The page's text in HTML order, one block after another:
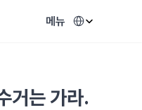
거는 가라.
메뉴
Select Language